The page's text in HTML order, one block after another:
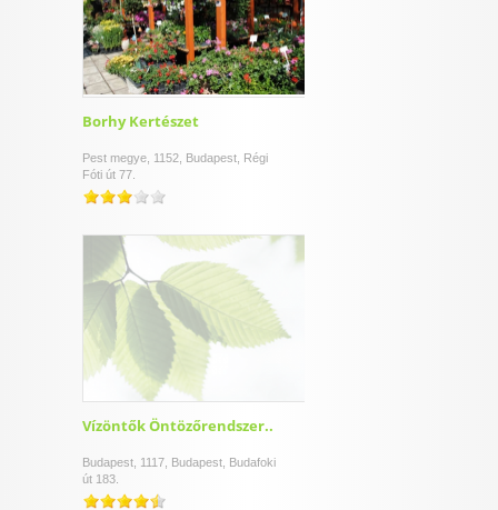
Borhy Kertészet
Pest megye, 1152, Budapest, Régi
Fóti út 77.
Vízöntők Öntözőrendszer..
Budapest, 1117, Budapest, Budafoki
út 183.